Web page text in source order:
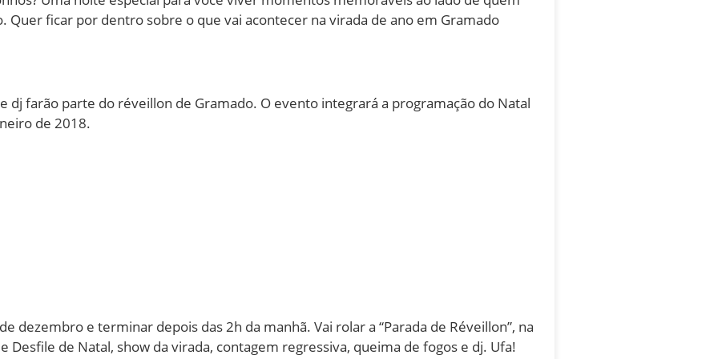
Quer ficar por dentro sobre o que vai acontecer na virada de ano em Gramado
dj farão parte do réveillon de Gramado. O evento integrará a programação do Natal
de 2018.
dezembro e terminar depois das 2h da manhã. Vai rolar a “Parada de Réveillon”, na
Desfile de Natal, show da virada, contagem regressiva, queima de fogos e dj. Ufa!